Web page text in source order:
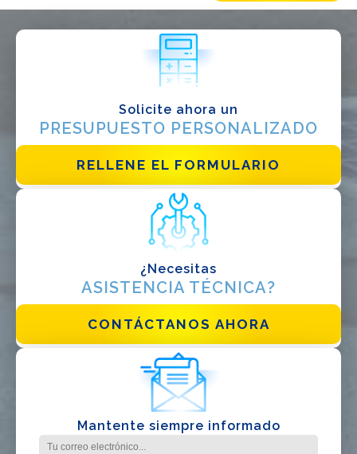
Solicite ahora un
PRESUPUESTO PERSONALIZADO
RELLENE EL FORMULARIO
¿Necesitas
ASISTENCIA TÉCNICA?
CONTÁCTANOS AHORA
Mantente siempre informado
Diseñador
EPC
Distribuidor
Otro
He leido y acepto lapolitica de privacidad*